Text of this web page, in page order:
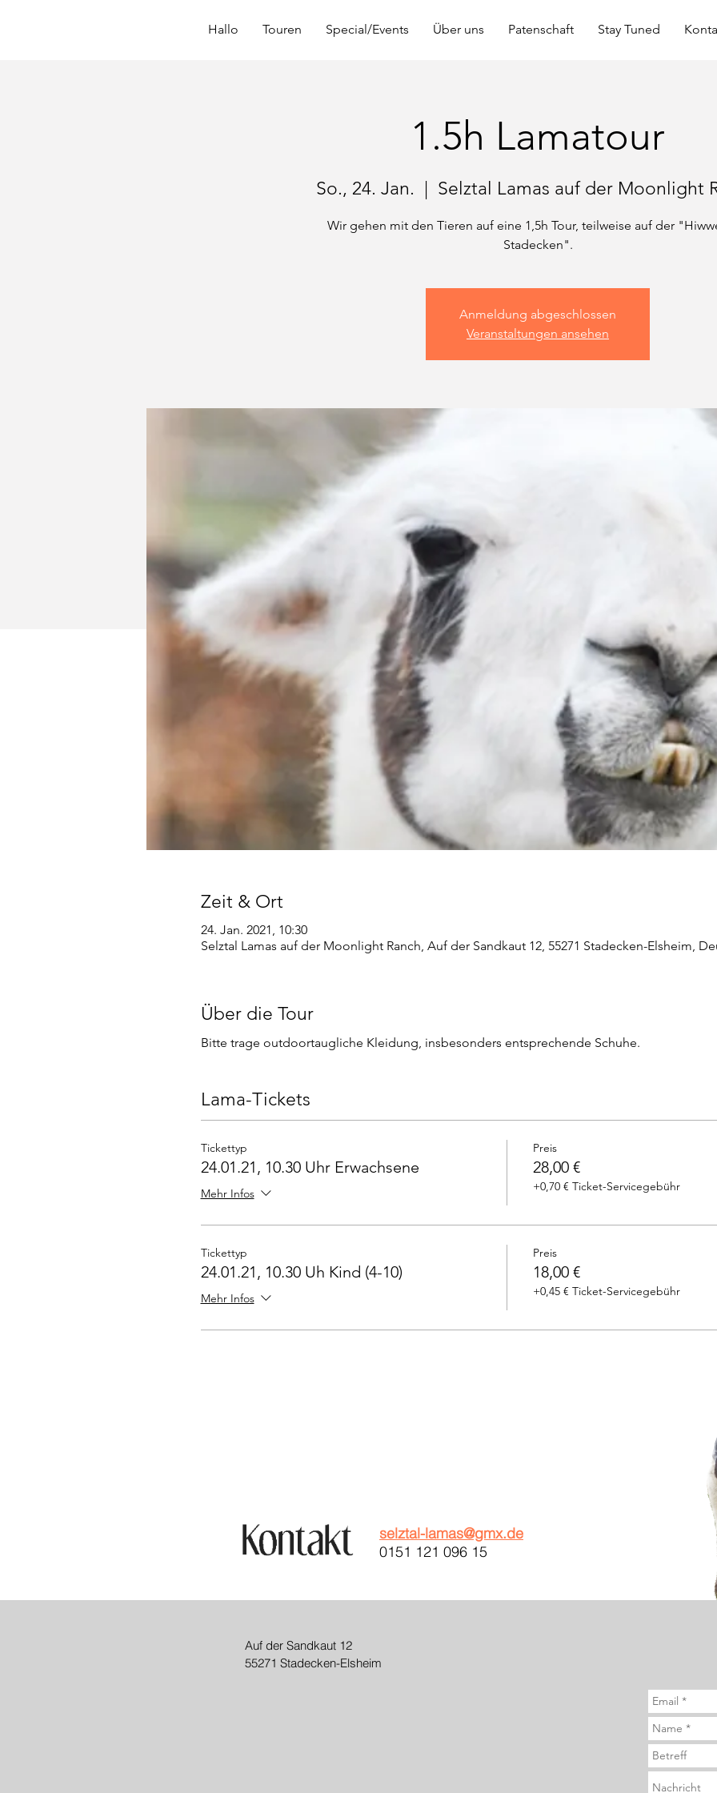
Hallo Touren Special/Events Über uns Patenschaft Stay Tuned
1.5h Lamatour
So., 24. Jan.
  |
Selztal Lamas auf der Moonlight
Wir gehen mit den Tieren auf eine 1,5h Tour, teilweise auf der
Stadecken".
Anmeldung abgeschlossen
Veranstaltungen ansehen
Zeit & Ort
24. Jan. 2021, 10:30
Selztal Lamas auf der Moonlight Ranch, Auf der Sandkaut 12, 55271 Stadecken-Elsheim,
Über die Tour
Bitte trage outdoortaugliche Kleidung, insbesonders entsprechende Schuhe.
Lama-Tickets
Tickettyp
24.01.21, 10.30 Uhr Erwachsene
Mehr Infos
Preis
28,00 €
+0,70 € Ticket-Servicegebühr
Tickettyp
24.01.21, 10.30 Uh Kind (4-10)
Mehr Infos
Preis
18,00 €
+0,45 € Ticket-Servicegebühr
selztal-lamas@gmx.de
0151 121 096 15
Auf der Sandkaut 12
55271 Stadecken-Elsheim